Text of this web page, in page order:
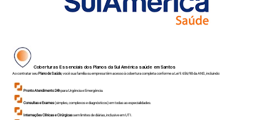
Coberturas Essenciais dos Planos da Sul América saúde emSantos
Ao contratar seuPlano de Saúde, você sua família ou empresa têm acesso à cobertura completa conforme a Lei 9.656/98 da ANS, incluindo:
Pronto Atendimento 24hpara Urgência e Emergência.
Consultas e Exames(simples, complexos e diagnósticos) em todas as especialidades.
Internações Clínicas e Cirúrgicassem limites de diárias, inclusive em UTI.